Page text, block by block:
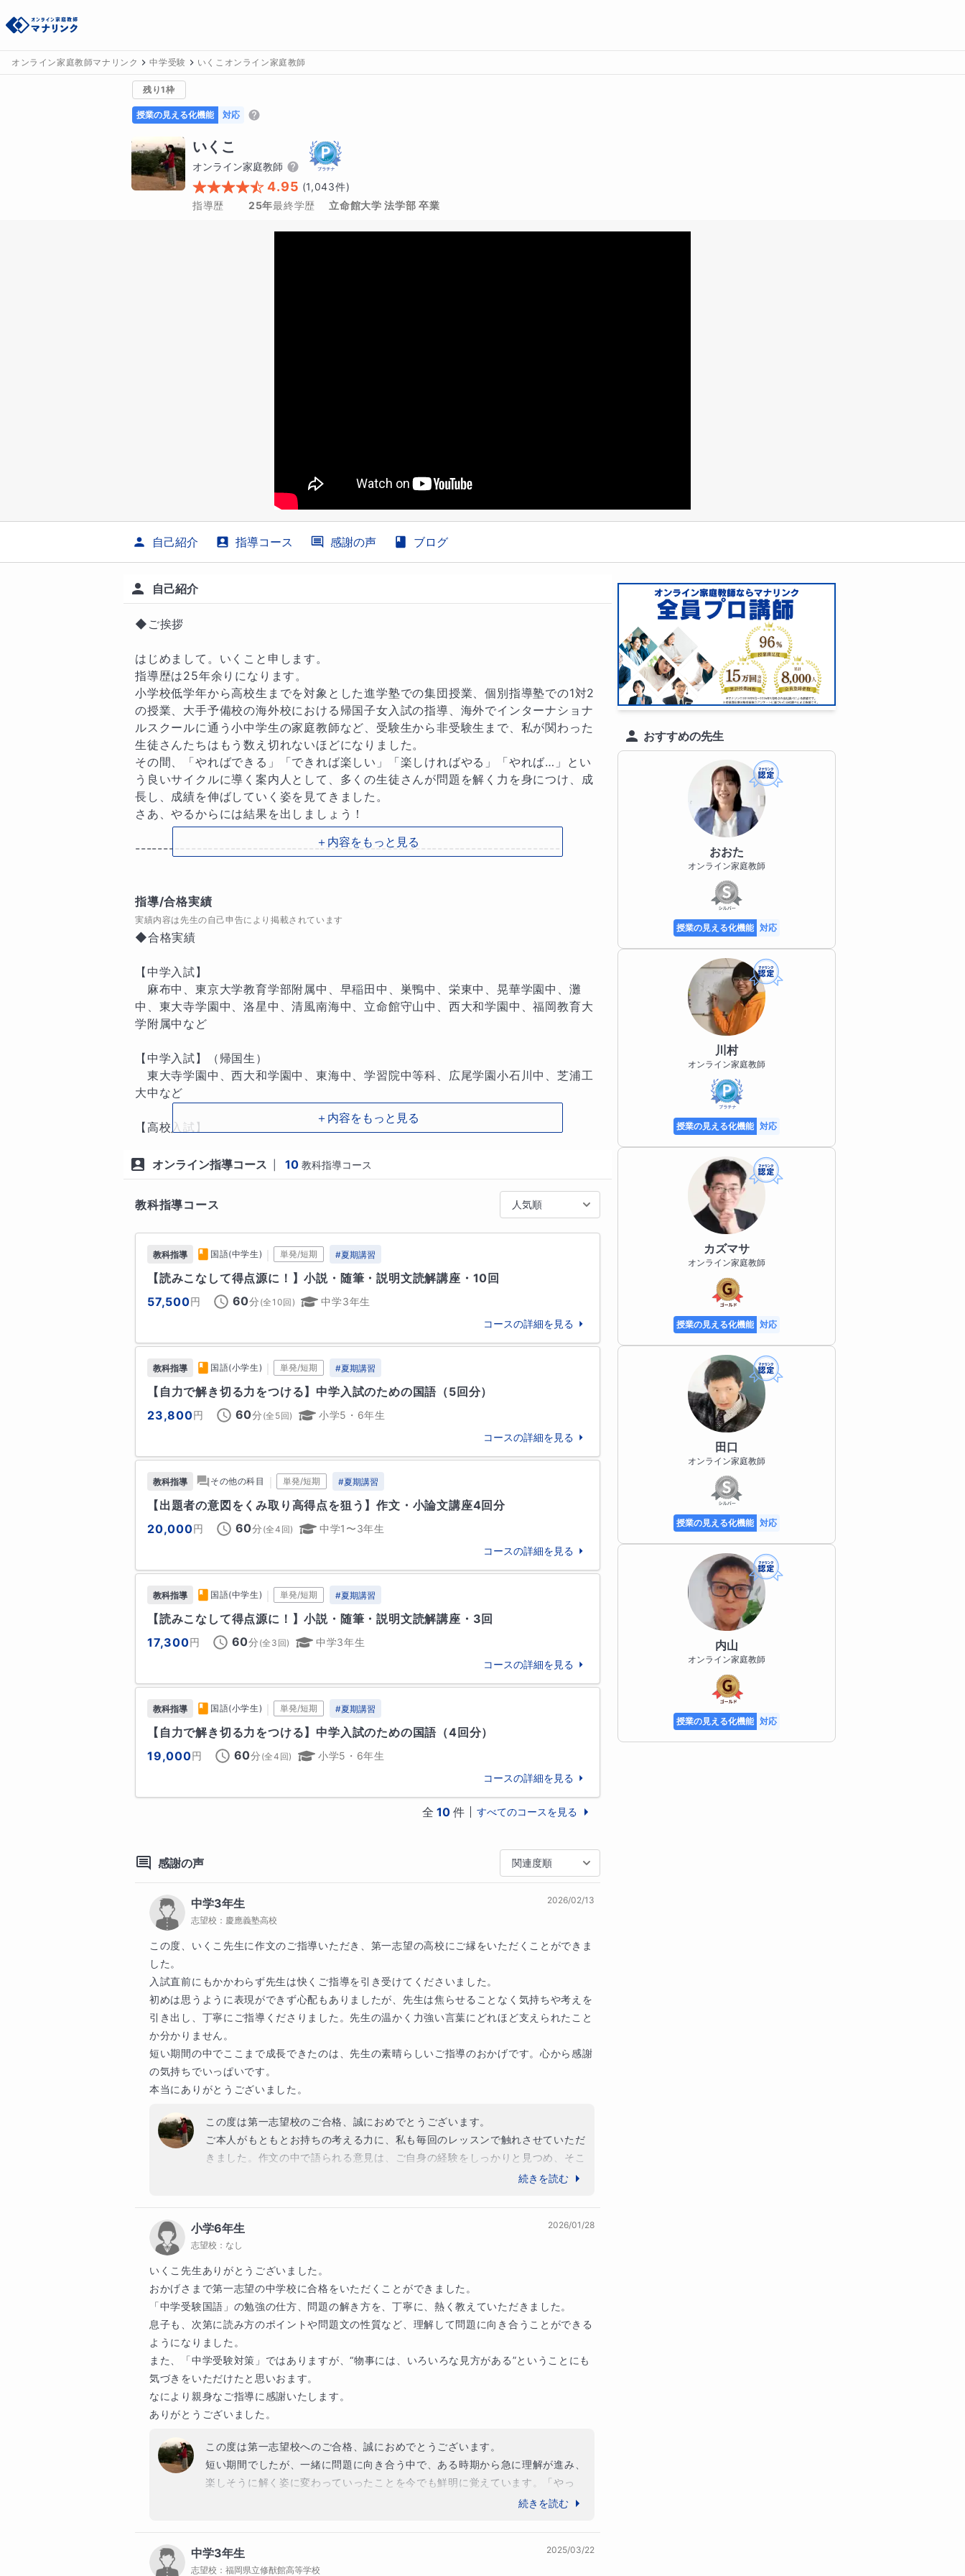
オンライン家庭教師マナリンク 中学受験 いくこオンライン家庭教師
残り1枠
授業の見える化機能 対応
いくこ
オンライン家庭教師
4.95 (1,043件)
指導歴
25年最終学歴 立命館大学 法学部 卒業
自己紹介 指導コース 感謝の声 ブログ
自己紹介
◆ご挨拶
はじめまして。いくこと申します。
指導歴は25年余りになります。
小学校低学年から高校生までを対象とした進学塾での集団授業、個別指導塾での1対2
の授業、大手予備校の海外校における帰国子女入試の指導、海外でインターナショナ
ルスクールに通う小中学生の家庭教師など、受験生から非受験生まで、私が関わった
生徒さんたちはもう数え切れないほどになりました。
その間、「やればできる」「できれば楽しい」「楽しければやる」「やれば…」とい
う良いサイクルに導く案内人として、多くの生徒さんが問題を解く力を身につけ、成
長し、成績を伸ばしていく姿を見てきました。
さあ、やるからには結果を出しましょう！
----------------------------------------------------------------------------
以下を守っていただき、少しでも早く目標とする状態に到達しましょう。
実力をつけるためには一定の演習量が必要です。それを担保するために宿題を出し、
必ずやってもらいます。宿題の量についてはそれぞれの生徒さんのそのときの状況に
合わせて調整しますので安心してください。
テスト本番の緊張した状態でもしっかり自分で解く力をつけるため、解答なしで解き
きる訓練を積んでもらいます。なお、テキストの解答を保護者の方に預かっていただ
くようお願いすることもあります。
3. 全ての解答欄を埋めるよう努力する
も音楽でもなんでも、練習せずにできるようにはなりません。解答用紙に空欄を作る
ことは練習していないのと同じです。苦しくてもなるべく何か書くように努力してく
問題演習時、常に同じ道筋を通って問題を解くことによって頭の中に解法の回路がで
き、応用力も自然に身についてきます。その状態にたどり着くには反復が大事ですの
で、たとえひとりで問題を解くときでも授業中に習ったやり方で解いていただきたい
です。
できない自分と向き合う作業抜きに成績アップは成し遂げられません。できないこと
を嘆くのではなく、「なぜできないのか」「どこが分からないのか」を常に考える姿
勢を大切にしてください。「できない」を「できる」に変えるために一緒に頑張りま
しょう。
----------------------------------------------------------------------------
◆初回無料体験レッスンについて
全ての月額コースで初回無料体験レッスンをご受講いただけます。
無料体験レッスンではまず現状把握のために保護者の方も交えてお話を伺い、残りの
時間で授業を行います（指導内容や相談内容により、時間配分は様々です）。
※初回無料体験授業は、保護者の方と生徒さんが必ず一緒に受講していただくようお
願いいたします。
----------------------------------------------------------------------------
私が「塾講師」「プロ家庭教師」という職業を選んだのはたったひとりの先生との出
会いがきっかけです。
それは、志望していた大学に全く歯が立たず、浪人した時の予備校の先生でした。
至るまで根気強く指導してくださいました。
それまでろくに勉強してこなかった私には目から鱗が落ちるようなことばかりでし
た。
なかなか思うような結果が出ませんでしたが、夏休み中もひたすら勉強に励みまし
そして、英語の勉強が楽しいと感じ始めた夏休み明けのある日、突然結果が現れまし
た。
英語の偏差値がいきなり倍ほど（38から75）になったのです。
最初、まぐれだと思ったのですが、一度上がった成績は二度と下がることがなく、私
は無事志望校に合格しました。
志望校に合格した喜びはさることながら、解けなかった問題が解けるようになるとい
う喜びは大きく、深いものです。
その後、私は塾講師や家庭教師としての人生をずっと歩んできました。
自分も誰かの成績アップのお手伝いがしたい、かつての自分と同じ喜びと驚きを味わ
ってほしい、そんな気持ちがずっと原動力でした。
「努力が報われる」という記憶はこのように、何十年経っても鮮やかで、いつまでも
自分を支えてくれるものです。
次はあなたの番です！
保護者様へのメッセージ
授業の形はさまざまです。事前に解いてきた問題の解説を中心に進めることもあれ
ば、その場で一緒に解いたり、解いている様子を見せていただきながら思考の道筋を
確認したりすることもあります。そのときのお子さまの状態に合わせて柔軟に進めて
いきます。
ご不明な点があればご相談はいつでも承ります。月に1回、ご希望の方には30分の保
護者面談もご用意しています。
生徒様へのメッセージ
「国語って、何をどう勉強すればいいかわからない」と思っていませんか？
大丈夫です。国語には、解き方があります。読書をたくさんしてきた人だけが得意に
れらにはすべて道筋があります。その道筋を知り、繰り返し練習することで、国語は
必ず変わります。
授業の形はさまざまです。事前に解いてきた問題を一緒に見ることもあれば、その場
はまったくありません。「なぜ間違えたのか」を一緒に考えることが、次の正解につ
＋内容をもっと見る
指導/合格実績
実績内容は先生の自己申告により掲載されています
◆合格実績
【中学入試】
麻布中、東京大学教育学部附属中、早稲田中、巣鴨中、栄東中、晃華学園中、灘
中、東大寺学園中、洛星中、清風南海中、立命館守山中、西大和学園中、福岡教育大
学附属中など
【中学入試】（帰国生）
東大寺学園中、西大和学園中、東海中、学習院中等科、広尾学園小石川中、芝浦工
大中など
【高校入試】
高、早大学院高、早稲田大学本庄高、筑波大学附属坂戸高、西南学院高、国際基督教
大学高など
【高校入試】（帰国生）
渋谷教育学園幕張高、早稲田渋谷シンガポール校、関西学院千里国際高等部、立命
館宇治高、茗渓学園高など
【大学入試】
上智大（文）、西南学院大（文）、慶應義塾大（医）（総合政策）、東京女子大
（心理）、明治大（法）、早稲田大（人間）、マギル大（McGill University）、トロ
ント大（University of Toronto）、ブリティッシュコロンビア大（The University
of British Columbia）
【編入試験】（帰国生）
広尾学園中、広尾学園小石川中、立命館宇治中、玉川学園小
----------------------------------------------------------------------------
大手進学塾で小学生・中学生対象の集団指導を約25年
大手予備校で医学部を目指す現役高校生・浪人生の小論文の添削を約3年
大手予備校の海外校で日本人小学生・中学生対象の集団指導を約5年
その他、家庭教師や個別指導塾での指導経験もあり、合計30年以上、千人以上の指
導実績があります。
大学
難関私立大学
慶應義塾大学
上智大学 明治大学 早稲田大学
東京女子大学
高校
難関国公立高校
大阪府立北野高等学校
大阪府立天王寺高等学校
福岡県立修猷館高等学校
最難関校
慶應義塾中等部
他 86 校 すべて見る
＋内容をもっと見る
オンライン指導コース 10 教科指導コース
教科指導コース 人気順
教科指導 国語(中学生) 単発/短期 #夏期講習
【読みこなして得点源に！】小説・随筆・説明文読解講座・10回
57,500円 60分 (全10回)
中学3年生
コースの詳細を見る
教科指導 国語(小学生) 単発/短期 #夏期講習
【自力で解き切る力をつける】中学入試のための国語（5回分）
23,800円 60分 (全 5回)
小学5・6年生
コースの詳細を見る
教科指導 その他の科目 単発/短期 #夏期講習
【出題者の意図をくみ取り高得点を狙う】作文・小論文講座4回分
20,000円 60分 (全4 回)
中学1〜3年生
コースの詳細を見る
教科指導 国語(中学生) 単発/短期 #夏期講習
【読みこなして得点源に！】小説・随筆・説明文読解講座・3回
17,300円 60分 (全 3 回)
中学3年生
コースの詳細を見る
教科指導 国語(小学生) 単発/短期 #夏期講習
【自力で解き切る力をつける】中学入試のための国語（4回分）
19,000円 60分 (全4 回)
小学5・6年生
コースの詳細を見る
全 10 件 すべてのコースを見る
感謝の声 関連度順
中学3年生
志望校： 慶應義塾高校
2026/02/13
この度、いくこ先生に作文のご指導いただき、第一志望の高校にご縁をいただくことができま
した。
入試直前にもかかわらず先生は快くご指導を引き受けてくださいました。
初めは思うように表現ができず心配もありましたが、先生は焦らせることなく気持ちや考えを
引き出し、丁寧にご指導くださりました。先生の温かく力強い言葉にどれほど支えられたこと
か分かりません。
短い期間の中でここまで成長できたのは、先生の素晴らしいご指導のおかげです。心から感謝
の気持ちでいっぱいです。
本当にありがとうございました。
この度は第一志望校のご合格、誠におめでとうございます。
ご本人がもともとお持ちの考える力に、私も毎回のレッスンで触れさせていただ
きました。作文の中で語られる意見は、ご自身の経験をしっかりと見つめ、そこ
から考えを深めていらっしゃることが伝わるものでした。こうした力は一朝一夕
してこられた保護者様の支えがあってこそだと感じています。
私はその力を言葉として形にするお手伝いをさせていただいただけです。短い期
間でしたが、ご一緒できたことを嬉しく思っております。
これからも持ち前の考える力を発揮して、充実した高校生活を送ってください。
この度は本当におめでとうございました。
続きを読む
小学6年生
志望校： なし
2026/01/28
いくこ先生ありがとうございました。
おかげさまで第一志望の中学校に合格をいただくことができました。
「中学受験国語」の勉強の仕方、問題の解き方を、丁寧に、熱く教えていただきました。
息子も、次第に読み方のポイントや問題文の性質など、理解して問題に向き合うことができる
ようになりました。
また、「中学受験対策」ではありますが、“物事には、いろいろな見方がある”ということにも
気づきをいただけたと思いおます。
なにより親身なご指導に感謝いたします。
ありがとうございました。
この度は第一志望校へのご合格、誠におめでとうございます。
短い期間でしたが、一緒に問題に向き合う中で、ある時期から急に理解が進み、
楽しそうに解く姿に変わっていったことを今でも鮮明に覚えています。「やっ
た！」「覚醒してきた！」と弾んだ声で話してくださる様子に、私自身も嬉しく
文章の読み方や問題の解き方にはコツがあること、そして物事にはいろいろな見
方があることに気づいてくださったのは、ご本人が粘り強く取り組んでくださっ
たからこそです。この粘り強さは、中学校でも必ず力になります。
続きを読む
中学3年生
志望校： 福岡県立修猷館高等学校
2025/03/22
おすすめの先生
おおた
オンライン家庭教師
授業の見える化機能 対応
川村
オンライン家庭教師
授業の見える化機能 対応
カズマサ
オンライン家庭教師
授業の見える化機能 対応
田口
オンライン家庭教師
授業の見える化機能 対応
内山
オンライン家庭教師
授業の見える化機能 対応